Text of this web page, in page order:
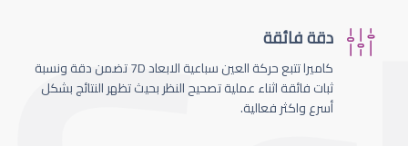
دقة فائقة
كاميرا تتبع حركة العين سباعية الابعاد 7D تضمن دقة ونسبة
ثبات فائقة اثناء عملية تصحيح النظر بحيث تظهر النتائج بشكل
أسرع واكثر فعالية.